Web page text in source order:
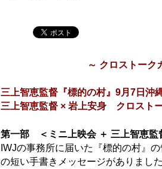
～ クロストー
三上智恵監督『標的の村』9月7日沖
三上智恵監督 × 岩上安身 クロスト
第一部 ＜ミニ上映会 ＋ 三上智恵監
IWJの事務所に届いた『標的の村』
の短い手書きメッセージがありました